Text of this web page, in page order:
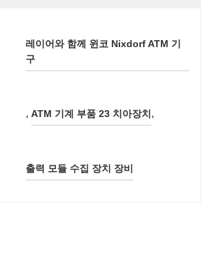
레이어와 함께 윈코 Nixdorf ATM 기
구
, ATM 기계 부품 23 치아장치 ,
출력 모듈 수집 장치 장비